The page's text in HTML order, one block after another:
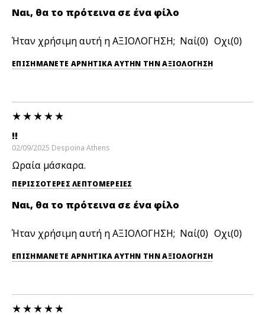
Ναι, θα το πρότεινα σε ένα φίλο
Ήταν χρήσιμη αυτή η ΑΞΙΟΛΟΓΗΣΗ; 0 0
ΕΠΙΣΗΜΆΝΕΤΕ ΑΡΝΗΤΙΚΆ ΑΥΤΉΝ ΤΗΝ ΑΞΙΟΛΟΓΗΣΗ
!!
02/09/2025 Despoina Athens
Ωραία μάσκαρα.
ΠΕΡΙΣΣΌΤΕΡΕΣ ΛΕΠΤΟΜΈΡΕΙΕΣ
Ναι, θα το πρότεινα σε ένα φίλο
Ήταν χρήσιμη αυτή η ΑΞΙΟΛΟΓΗΣΗ; 0 0
ΕΠΙΣΗΜΆΝΕΤΕ ΑΡΝΗΤΙΚΆ ΑΥΤΉΝ ΤΗΝ ΑΞΙΟΛΟΓΗΣΗ